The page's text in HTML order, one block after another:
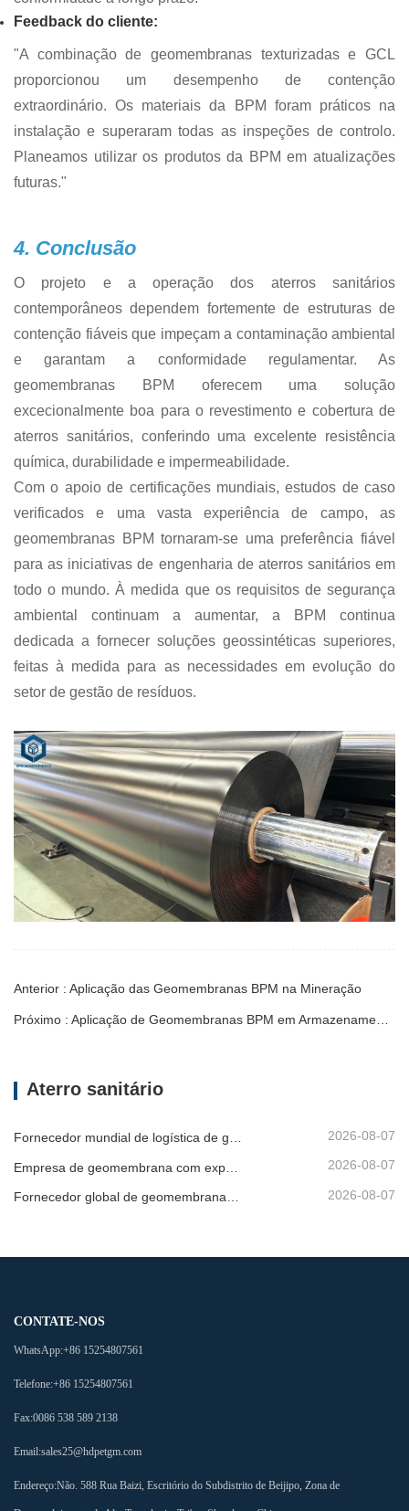
Feedback do cliente:
"A combinação de geomembranas texturizadas e GCL
proporcionou um desempenho de contenção
extraordinário. Os materiais da BPM foram práticos na
instalação e superaram todas as inspeções de controlo.
Planeamos utilizar os produtos da BPM em atualizações
futuras."
4. Conclusão
O projeto e a operação dos aterros sanitários
contemporâneos dependem fortemente de estruturas de
contenção fiáveis ​​que impeçam a contaminação ambiental
e garantam a conformidade regulamentar. As
geomembranas BPM oferecem uma solução
excecionalmente boa para o revestimento e cobertura de
aterros sanitários, conferindo uma excelente resistência
química, durabilidade e impermeabilidade.
Com o apoio de certificações mundiais, estudos de caso
verificados e uma vasta experiência de campo, as
geomembranas BPM tornaram-se uma preferência fiável
para as iniciativas de engenharia de aterros sanitários em
todo o mundo. À medida que os requisitos de segurança
ambiental continuam a aumentar, a BPM continua
dedicada a fornecer soluções geossintéticas superiores,
feitas à medida para as necessidades em evolução do
setor de gestão de resíduos.
Anterior : Aplicação das Geomembranas BPM na Mineração
Aterro sanitário
Fornecedor mundial de logística de geomembrana 2026-08-07
2026-08-07
2026-08-07
CONTATE-NOS
WhatsApp:+86 15254807561
Telefone:+86 15254807561
Fax:0086 538 589 2138
Email:sales25@hdpetgm.com
Endereço:Não. 588 Rua Baizi, Escritório do Subdistrito de Beijipo, Zona de